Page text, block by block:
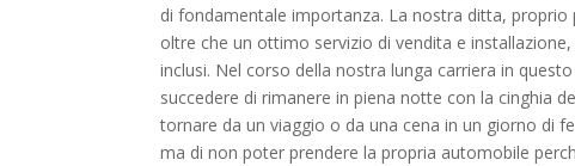
di fondamentale importanza. La nostra ditta, proprio
oltre che un ottimo servizio di vendita e
inclusi. Nel corso della nostra lunga carriera in
succedere di rimanere in piena notte con la cinghia
tornare da un viaggio o da una cena in un giorno di
ma di non poter prendere la propria automobile